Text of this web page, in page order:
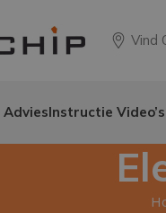
Vind
AdviesInstructie Video’s